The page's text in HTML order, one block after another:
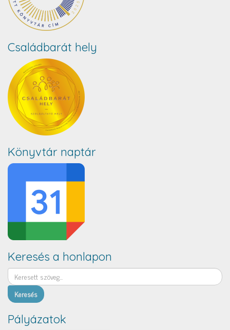
Családbarát hely
Könyvtár naptár
Keresés a honlapon
Keresés
Pályázatok